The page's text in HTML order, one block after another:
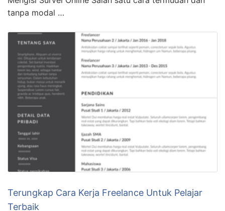
tanpa modal …
Terungkap Cara Kerja Freelance Untuk Pelajar
Terbaik